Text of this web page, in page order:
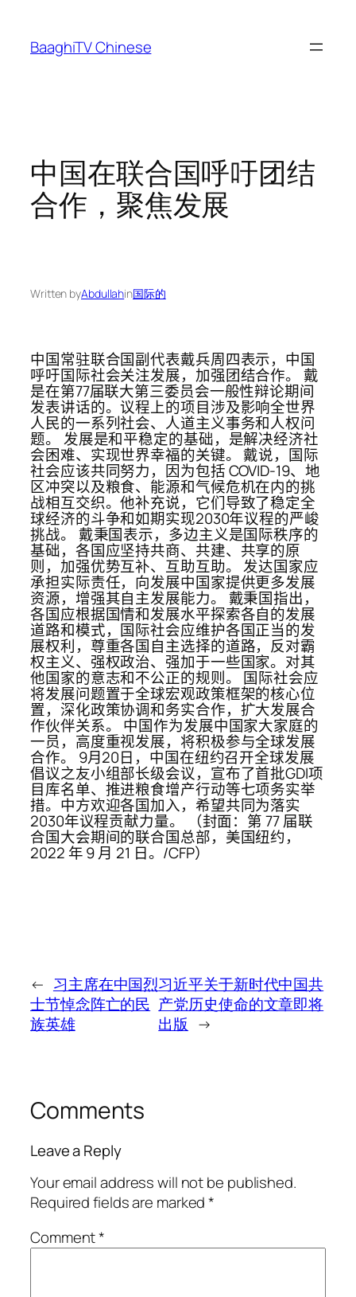
content
BaaghiTV Chinese
中国在联合国呼吁团结
合作，聚焦发展
Written byAbdullahin国际的
中国常驻联合国副代表戴兵周四表示，中国
呼吁国际社会关注发展，加强团结合作。 戴
是在第77届联大第三委员会一般性辩论期间
发表讲话的。议程上的项目涉及影响全世界
人民的一系列社会、人道主义事务和人权问
题。 发展是和平稳定的基础，是解决经济社
会困难、实现世界幸福的关键。 戴说，国际
社会应该共同努力，因为包括 COVID-19、地
区冲突以及粮食、能源和气候危机在内的挑
战相互交织。他补充说，它们导致了稳定全
球经济的斗争和如期实现2030年议程的严峻
挑战。 戴秉国表示，多边主义是国际秩序的
基础，各国应坚持共商、共建、共享的原
则，加强优势互补、互助互助。 发达国家应
承担实际责任，向发展中国家提供更多发展
资源，增强其自主发展能力。 戴秉国指出，
各国应根据国情和发展水平探索各自的发展
道路和模式，国际社会应维护各国正当的发
展权利，尊重各国自主选择的道路，反对霸
权主义、强权政治、强加于一些国家。对其
他国家的意志和不公正的规则。 国际社会应
将发展问题置于全球宏观政策框架的核心位
置，深化政策协调和务实合作，扩大发展合
作伙伴关系。 中国作为发展中国家大家庭的
一员，高度重视发展，将积极参与全球发展
合作。 9月20日，中国在纽约召开全球发展
倡议之友小组部长级会议，宣布了首批GDI项
目库名单、推进粮食增产行动等七项务实举
措。中方欢迎各国加入，希望共同为落实
2030年议程贡献力量。 （封面：第 77 届联
合国大会期间的联合国总部，美国纽约，
2022 年 9 月 21 日。/CFP）
← 习主席在中国烈
士节悼念阵亡的民
族英雄
习近平关于新时代中国共
产党历史使命的文章即将
出版 →
Comments
Leave a Reply
Your email address will not be published.
Required fields are marked*
Comment*